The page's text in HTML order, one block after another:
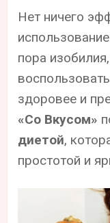
Нет ничего
пора
здоровее и
«Со Вкусом»
диетой,
простотой и